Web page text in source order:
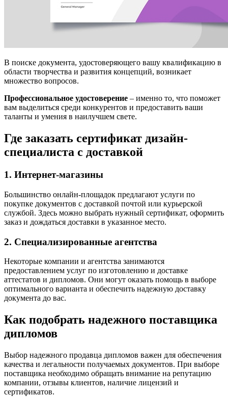
В поиске документа, удостоверяющего вашу квалификацию в
области творчества и развития концепций, возникает
множество вопросов.
Профессиональное удостоверение – именно то, что поможет
вам выделиться среди конкурентов и предоставить ваши
таланты и умения в наилучшем свете.
Где заказать сертификат дизайн-
специалиста с доставкой
1. Интернет-магазины
Большинство онлайн-площадок предлагают услуги по
покупке документов с доставкой почтой или курьерской
службой. Здесь можно выбрать нужный сертификат, оформить
заказ и дождаться доставки в указанное место.
2. Специализированные агентства
Некоторые компании и агентства занимаются
предоставлением услуг по изготовлению и доставке
аттестатов и дипломов. Они могут оказать помощь в выборе
оптимального варианта и обеспечить надежную доставку
документа до вас.
Как подобрать надежного поставщика
дипломов
Выбор надежного продавца дипломов важен для обеспечения
качества и легальности получаемых документов. При выборе
поставщика необходимо обращать внимание на репутацию
компании, отзывы клиентов, наличие лицензий и
сертификатов.